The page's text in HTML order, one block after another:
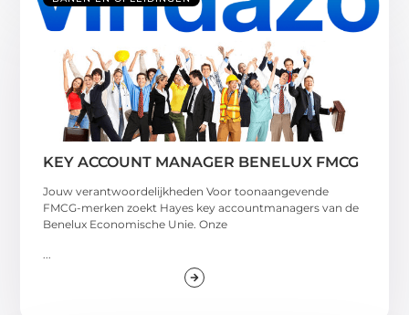
KEY ACCOUNT MANAGER BENELUX FMCG
Jouw verantwoordelijkheden Voor toonaangevende
FMCG-merken zoekt Hayes key accountmanagers van de
Benelux Economische Unie. Onze